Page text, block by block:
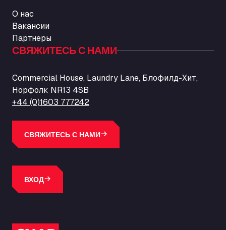
О нас
Вакансии
Партнеры
СВЯЖИТЕСЬ С НАМИ
Commercial House, Laundry Lane, Блофилд-Хит,
Норфолк NR13 4SB
+44 (0)1603 777242
СВЯЖИТЕСЬ С НАМИ
ВХОД